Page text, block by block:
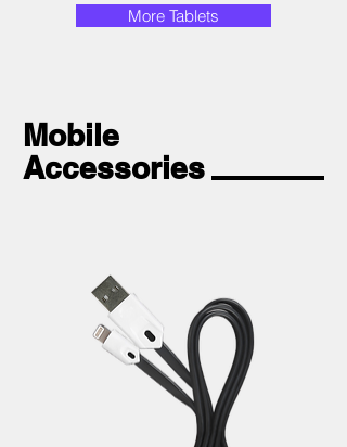
More Tablets
Mobile
Accessories